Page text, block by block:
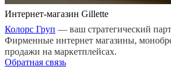
Интернет-магазин Gillette
Колорс Груп — ваш стратегический
Фирменные интернет магазины,
продажи на маркетплейсах.
Обратная связь